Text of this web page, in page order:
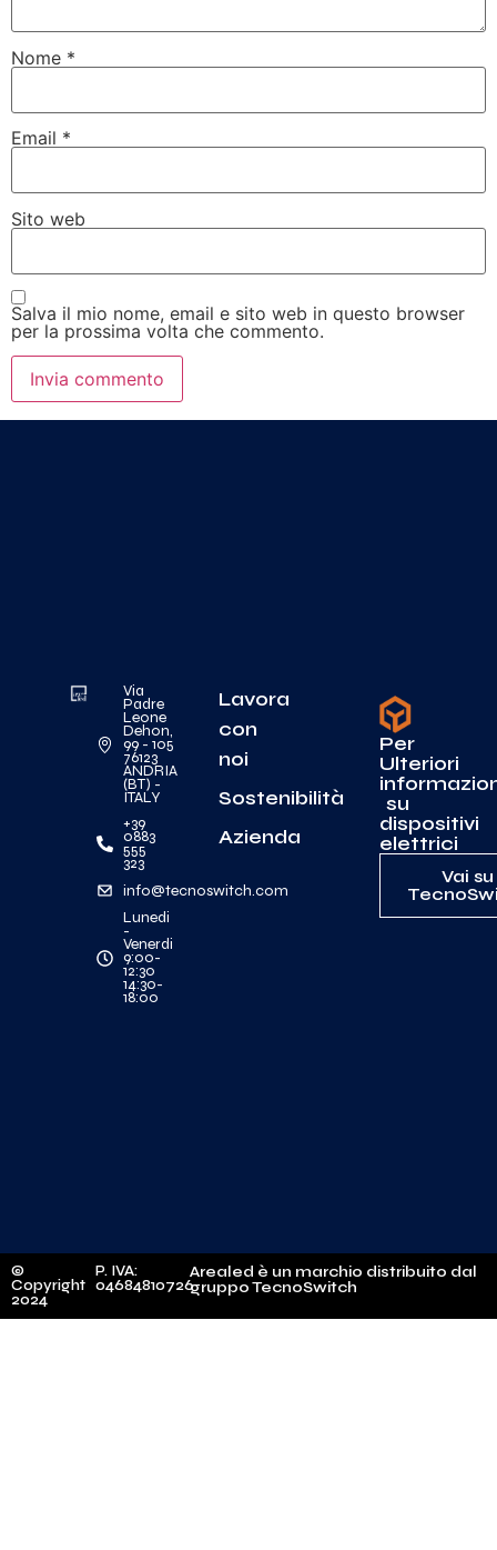
Nome *
Email *
Sito web
Salva il mio nome, email e sito web in questo browser
per la prossima volta che commento.
Via
Padre
Leone
Dehon,
99 - 105
76123
ANDRIA
(BT) -
ITALY
+39
0883
555
323
info@tecnoswitch.com
Lunedi
-
Venerdi
9:00-
12:30
14:30-
18:00
Lavora
con
noi
Sostenibilità
Azienda
Per
Ulteriori
su
dispositivi
elettrici
Vai su
©
Copyright
2024
P. IVA:
04684810726
Arealed è un marchio distribuito dal
gruppo TecnoSwitch